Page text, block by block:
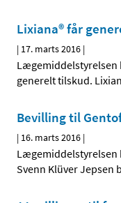
Lixiana® får
| 17. marts 2016 |
Lægemiddelstyrelsen
generelt tilskud.
Bevilling til
| 16. marts 2016 |
Lægemiddelstyrelsen
Svenn Klüver Jepsen